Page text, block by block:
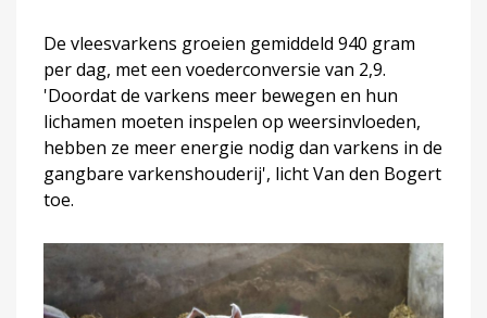
De vleesvarkens groeien gemiddeld 940 gram
per dag, met een voederconversie van 2,9.
'Doordat de varkens meer bewegen en hun
lichamen moeten inspelen op weersinvloeden,
hebben ze meer energie nodig dan varkens in de
gangbare varkenshouderij', licht Van den Bogert
toe.